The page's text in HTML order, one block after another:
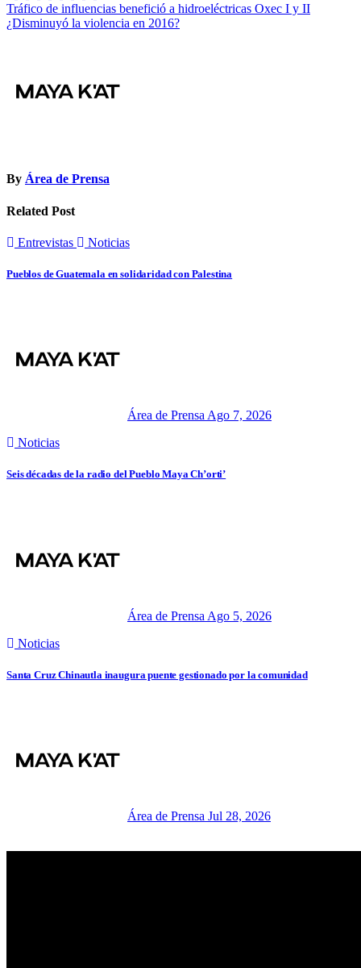
Navegación
de
Tráfico de influencias benefició a hidroeléctricas Oxec I y II
¿Disminuyó la violencia en 2016?
By Área de Prensa
Related Post
Entrevistas Noticias
Pueblos de Guatemala en solidaridad con Palestina
Área de Prensa Ago 7, 2026
Noticias
Seis décadas de la radio del Pueblo Maya Ch’orti’
Área de Prensa Ago 5, 2026
Noticias
Santa Cruz Chinautla inaugura puente gestionado por la comunidad
Área de Prensa Jul 28, 2026